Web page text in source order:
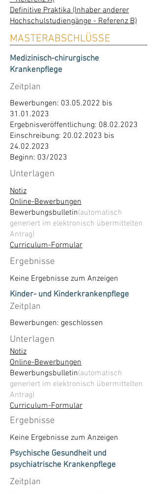
Definitive Praktika (Inhaber anderer
Hochschulstudiengänge - Referenz B)
MASTERABSCHLÜSSE
Medizinisch-chirurgische
Krankenpflege
Zeitplan
Bewerbungen: 03.05.2022 bis
31.01.2023
Ergebnisveröffentlichung: 08.02.2023
Einschreibung: 20.02.2023 bis
24.02.2023
Beginn: 03/2023
Unterlagen
Notiz
Online-Bewerbungen
Bewerbungsbulletin(automatisch
generiert im elektronisch übermittelten
Antrag)
Curriculum-Formular
Ergebnisse
Keine Ergebnisse zum Anzeigen
Kinder- und Kinderkrankenpflege
Zeitplan
Bewerbungen: geschlossen
Unterlagen
Notiz
Online-Bewerbungen
Bewerbungsbulletin(automatisch
generiert im elektronisch übermittelten
Antrag)
Curriculum-Formular
Ergebnisse
Keine Ergebnisse zum Anzeigen
Psychische Gesundheit und
psychiatrische Krankenpflege
Zeitplan